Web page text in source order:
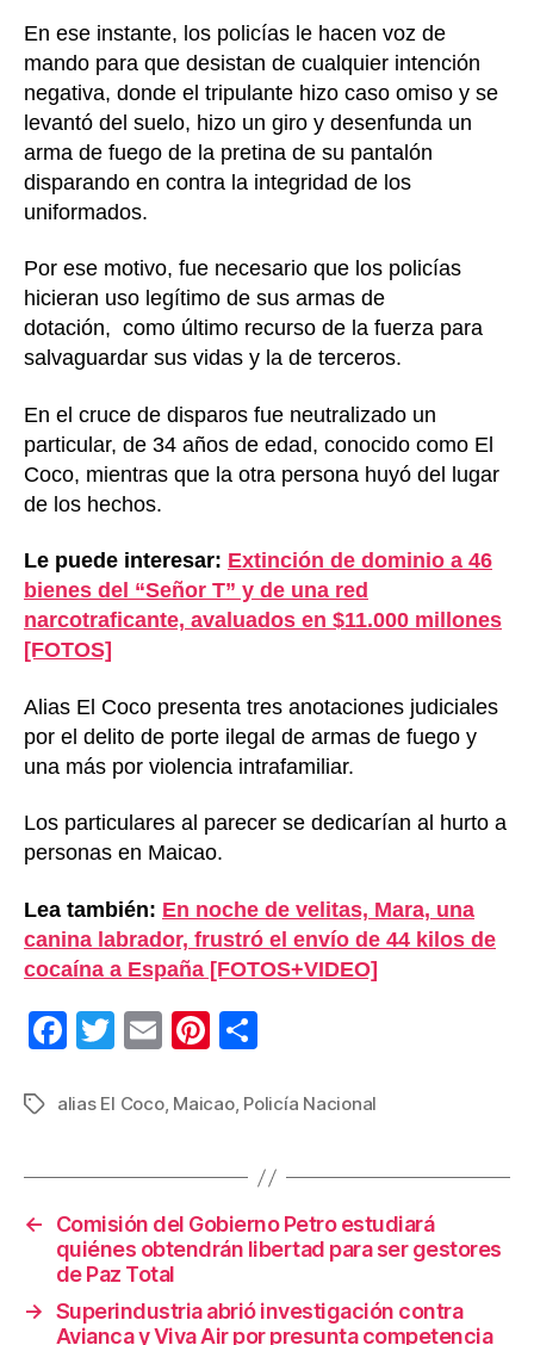
En ese instante, los policías le hacen voz de
mando para que desistan de cualquier intención
negativa, donde el tripulante hizo caso omiso y se
levantó del suelo, hizo un giro y desenfunda un
arma de fuego de la pretina de su pantalón
disparando en contra la integridad de los
uniformados.
Por ese motivo, fue necesario que los policías
hicieran uso legítimo de sus armas de
dotación, como último recurso de la fuerza para
salvaguardar sus vidas y la de terceros.
En el cruce de disparos fue neutralizado un
particular, de 34 años de edad, conocido como El
Coco, mientras que la otra persona huyó del lugar
de los hechos.
Le puede interesar: Extinción de dominio a 46
bienes del “Señor T” y de una red
narcotraficante, avaluados en $11.000 millones
[FOTOS]
Alias El Coco presenta tres anotaciones judiciales
por el delito de porte ilegal de armas de fuego y
una más por violencia intrafamiliar.
Los particulares al parecer se dedicarían al hurto a
personas en Maicao.
Lea también: En noche de velitas, Mara, una
canina labrador, frustró el envío de 44 kilos de
cocaína a España [FOTOS+VIDEO]
F
c
b
o
o
k
T
tt
E
ail
Pi
er
st
m
ar
tir
Etiquetas
alias El Coco, Maicao, Policía Nacional
←
Comisión del Gobierno Petro estudiará
quiénes obtendrán libertad para ser gestores
de Paz Total
→ Superindustria abrió investigación contra
Avianca y Viva Air por presunta competencia